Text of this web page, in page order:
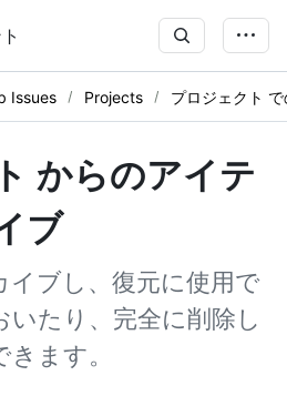
Issues Projects プロジェクト
からのアイテ
ブ
イブし、復元に使用で
いたり、完全に削除し
ます。